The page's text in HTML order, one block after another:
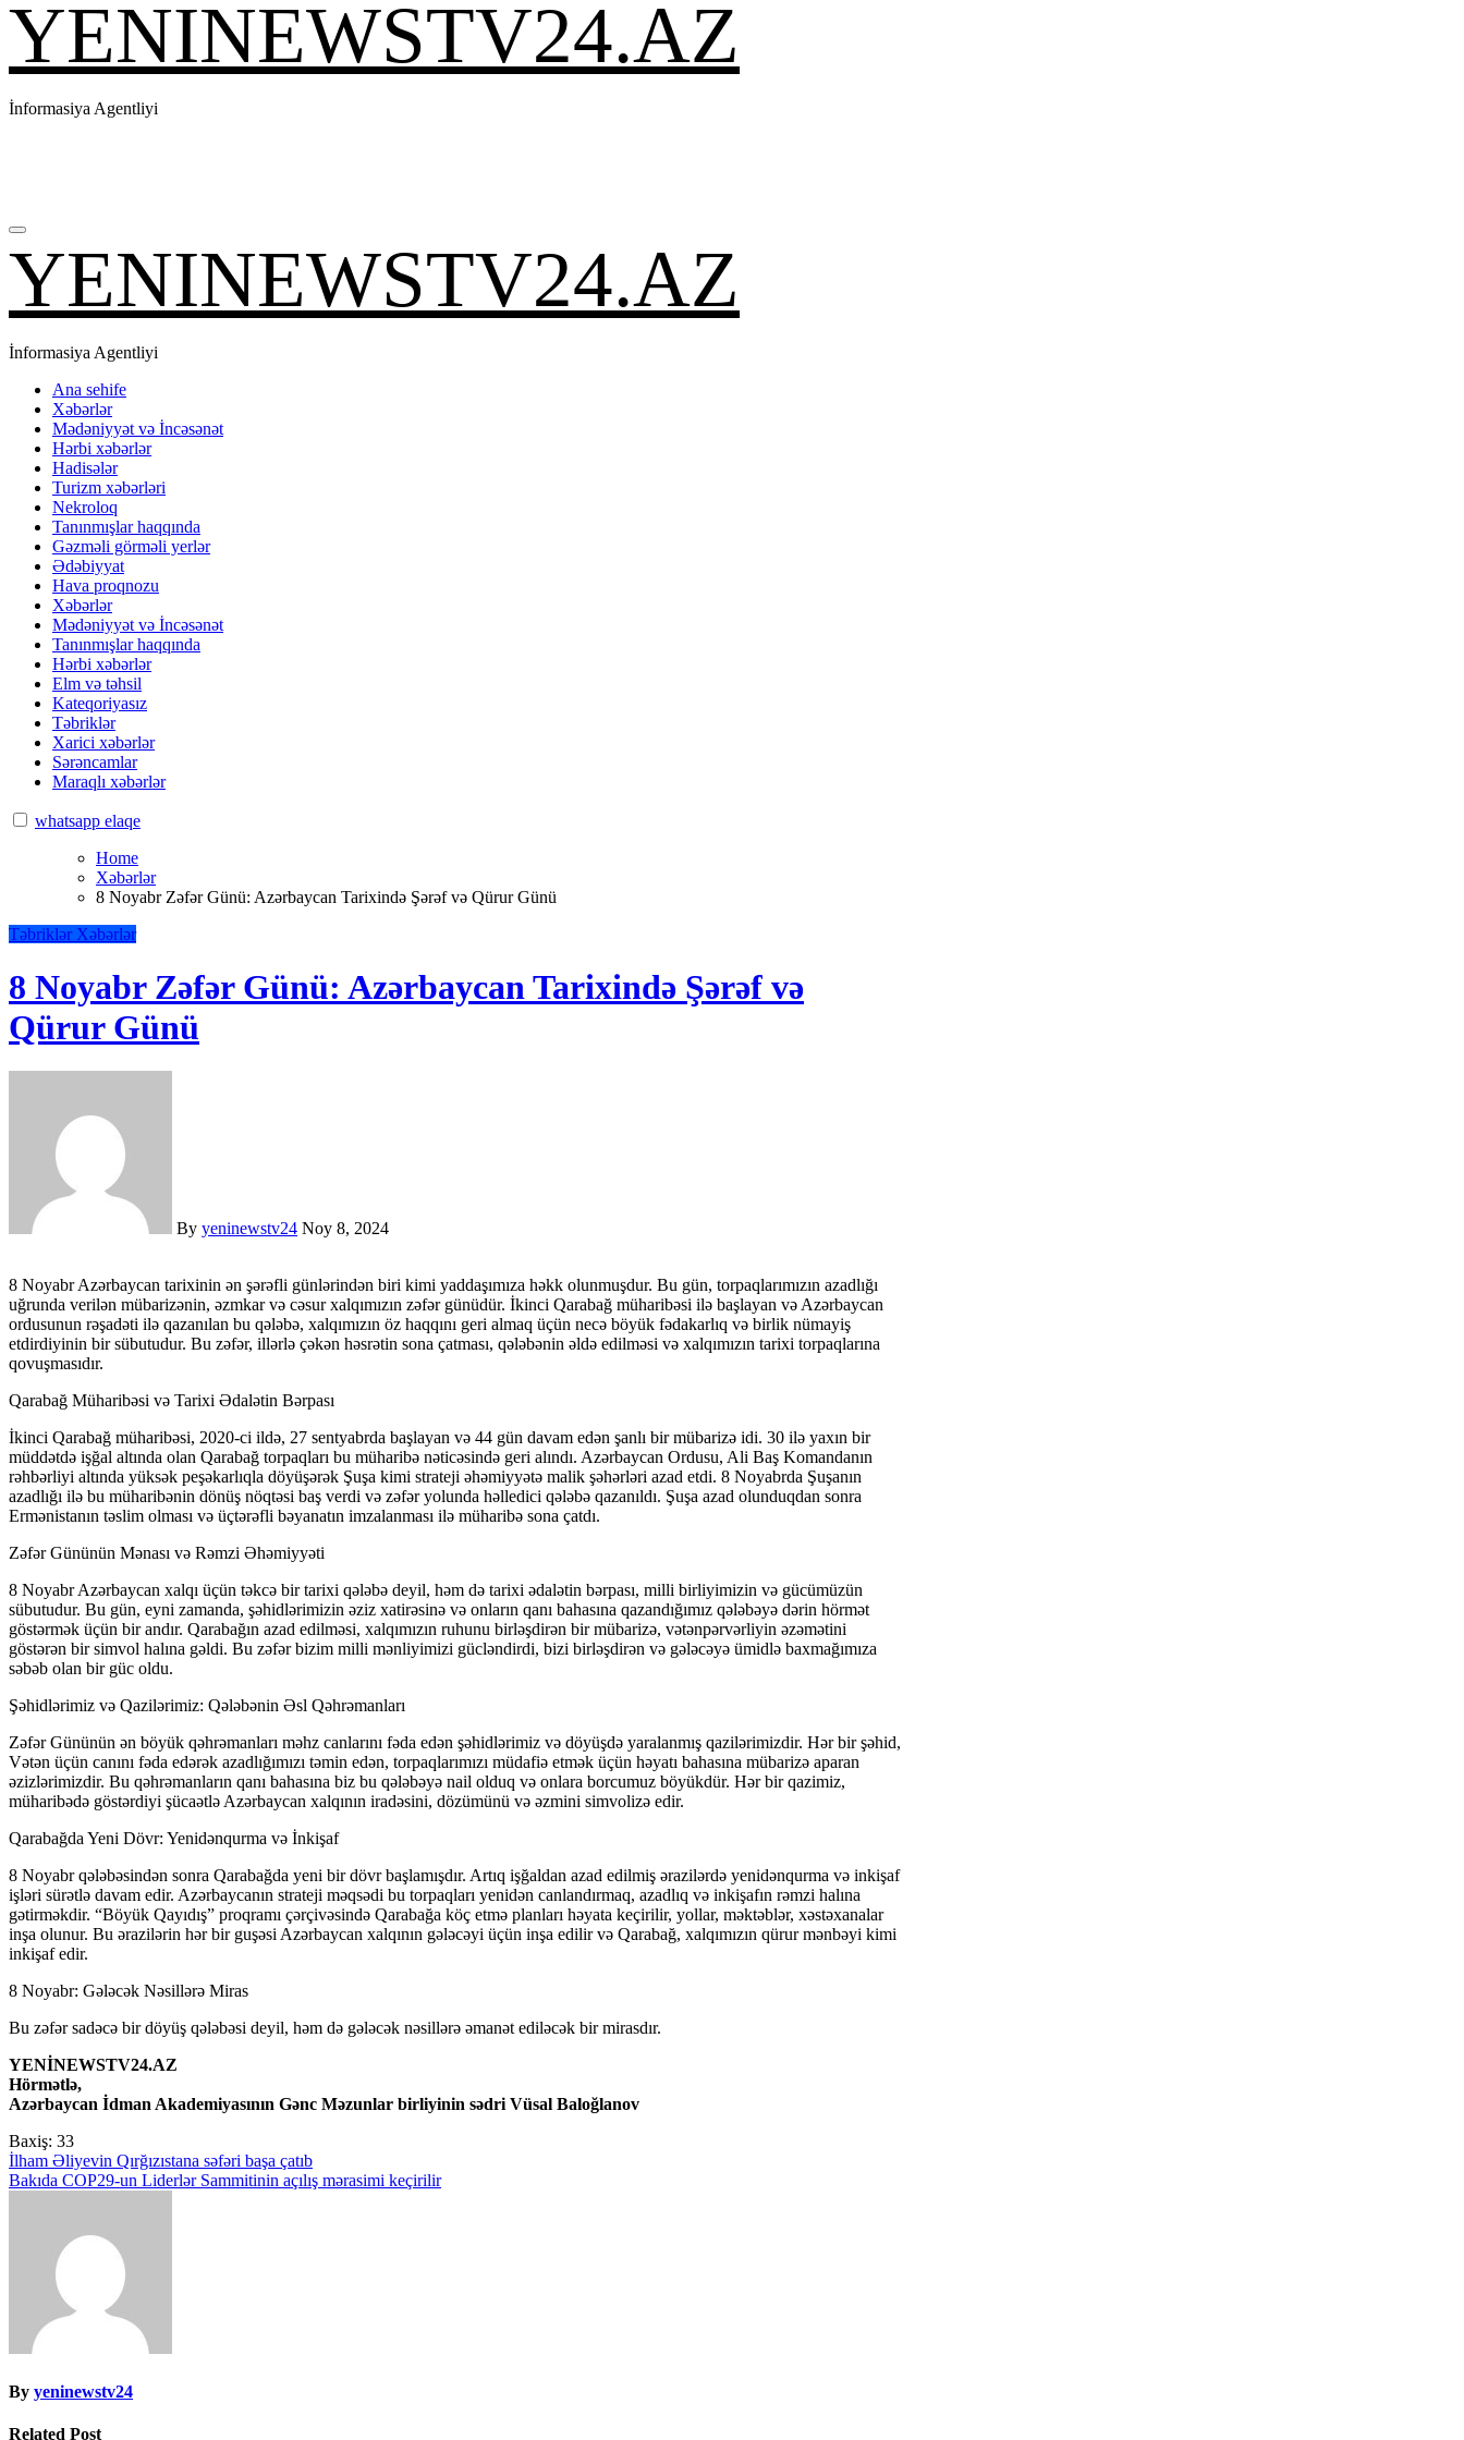
YENINEWSTV24.AZ
İnformasiya Agentliyi
YENINEWSTV24.AZ
İnformasiya Agentliyi
Ana sehife
Xəbərlər
Mədəniyyət və İncəsənət
Hərbi xəbərlər
Hadisələr
Turizm xəbərləri
Nekroloq
Tanınmışlar haqqında
Gəzməli görməli yerlər
Ədəbiyyat
Hava proqnozu
Xəbərlər
Mədəniyyət və İncəsənət
Tanınmışlar haqqında
Hərbi xəbərlər
Elm və təhsil
Kateqoriyasız
Təbriklər
Xarici xəbərlər
Sərəncamlar
Maraqlı xəbərlər
whatsapp elaqe
Home
Xəbərlər
8 Noyabr Zəfər Günü: Azərbaycan Tarixində Şərəf və Qürur Günü
Təbriklər Xəbərlər
8 Noyabr Zəfər Günü: Azərbaycan Tarixində Şərəf və
Qürur Günü
By yeninewstv24 Noy 8, 2024
8 Noyabr Azərbaycan tarixinin ən şərəfli günlərindən biri kimi yaddaşımıza həkk olunmuşdur. Bu gün, torpaqlarımızın azadlığı
uğrunda verilən mübarizənin, əzmkar və cəsur xalqımızın zəfər günüdür. İkinci Qarabağ müharibəsi ilə başlayan və Azərbaycan
ordusunun rəşadəti ilə qazanılan bu qələbə, xalqımızın öz haqqını geri almaq üçün necə böyük fədakarlıq və birlik nümayiş
etdirdiyinin bir sübutudur. Bu zəfər, illərlə çəkən həsrətin sona çatması, qələbənin əldə edilməsi və xalqımızın tarixi torpaqlarına
qovuşmasıdır.
Qarabağ Müharibəsi və Tarixi Ədalətin Bərpası
İkinci Qarabağ müharibəsi, 2020-ci ildə, 27 sentyabrda başlayan və 44 gün davam edən şanlı bir mübarizə idi. 30 ilə yaxın bir
müddətdə işğal altında olan Qarabağ torpaqları bu müharibə nəticəsində geri alındı. Azərbaycan Ordusu, Ali Baş Komandanın
rəhbərliyi altında yüksək peşəkarlıqla döyüşərək Şuşa kimi strateji əhəmiyyətə malik şəhərləri azad etdi. 8 Noyabrda Şuşanın
azadlığı ilə bu müharibənin dönüş nöqtəsi baş verdi və zəfər yolunda həlledici qələbə qazanıldı. Şuşa azad olunduqdan sonra
Ermənistanın təslim olması və üçtərəfli bəyanatın imzalanması ilə müharibə sona çatdı.
Zəfər Gününün Mənası və Rəmzi Əhəmiyyəti
8 Noyabr Azərbaycan xalqı üçün təkcə bir tarixi qələbə deyil, həm də tarixi ədalətin bərpası, milli birliyimizin və gücümüzün
sübutudur. Bu gün, eyni zamanda, şəhidlərimizin əziz xatirəsinə və onların qanı bahasına qazandığımız qələbəyə dərin hörmət
göstərmək üçün bir andır. Qarabağın azad edilməsi, xalqımızın ruhunu birləşdirən bir mübarizə, vətənpərvərliyin əzəmətini
göstərən bir simvol halına gəldi. Bu zəfər bizim milli mənliyimizi gücləndirdi, bizi birləşdirən və gələcəyə ümidlə baxmağımıza
səbəb olan bir güc oldu.
Şəhidlərimiz və Qazilərimiz: Qələbənin Əsl Qəhrəmanları
Zəfər Gününün ən böyük qəhrəmanları məhz canlarını fəda edən şəhidlərimiz və döyüşdə yaralanmış qazilərimizdir. Hər bir şəhid,
Vətən üçün canını fəda edərək azadlığımızı təmin edən, torpaqlarımızı müdafiə etmək üçün həyatı bahasına mübarizə aparan
əzizlərimizdir. Bu qəhrəmanların qanı bahasına biz bu qələbəyə nail olduq və onlara borcumuz böyükdür. Hər bir qazimiz,
müharibədə göstərdiyi şücaətlə Azərbaycan xalqının iradəsini, dözümünü və əzmini simvolizə edir.
Qarabağda Yeni Dövr: Yenidənqurma və İnkişaf
8 Noyabr qələbəsindən sonra Qarabağda yeni bir dövr başlamışdır. Artıq işğaldan azad edilmiş ərazilərdə yenidənqurma və inkişaf
işləri sürətlə davam edir. Azərbaycanın strateji məqsədi bu torpaqları yenidən canlandırmaq, azadlıq və inkişafın rəmzi halına
gətirməkdir. “Böyük Qayıdış” proqramı çərçivəsində Qarabağa köç etmə planları həyata keçirilir, yollar, məktəblər, xəstəxanalar
inşa olunur. Bu ərazilərin hər bir guşəsi Azərbaycan xalqının gələcəyi üçün inşa edilir və Qarabağ, xalqımızın qürur mənbəyi kimi
inkişaf edir.
8 Noyabr: Gələcək Nəsillərə Miras
Bu zəfər sadəcə bir döyüş qələbəsi deyil, həm də gələcək nəsillərə əmanət ediləcək bir mirasdır.
YENİNEWSTV24.AZ
Hörmətlə,
Azərbaycan İdman Akademiyasının Gənc Məzunlar birliyinin sədri Vüsal Baloğlanov
Baxiş: 33
Yazı
naviqasiyası
İlham Əliyevin Qırğızıstana səfəri başa çatıb
Bakıda COP29-un Liderlər Sammitinin açılış mərasimi keçirilir
By yeninewstv24
Related Post